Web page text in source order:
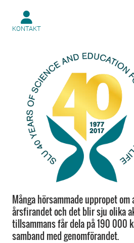
KONTAKT
Många hörsammade uppropet
årsfirandet och det blir sju olika
tillsammans får dela på 190 000
samband med genomförandet.